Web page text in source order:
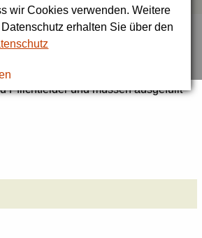
wir Cookies verwenden. Weitere
Datenschutz erhalten Sie über den
Pflichtfelder und müssen ausgefüllt